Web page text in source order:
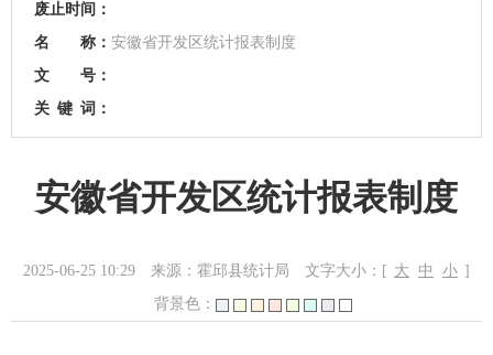
废止时间：
名 称： 安徽省开发区统计报表制度
文 号：
关 键 词：
安徽省开发区统计报表制度
2025-06-25 10:29 来源：霍邱县统计局 文字大小：[ 大 中 小 ]
背景色：